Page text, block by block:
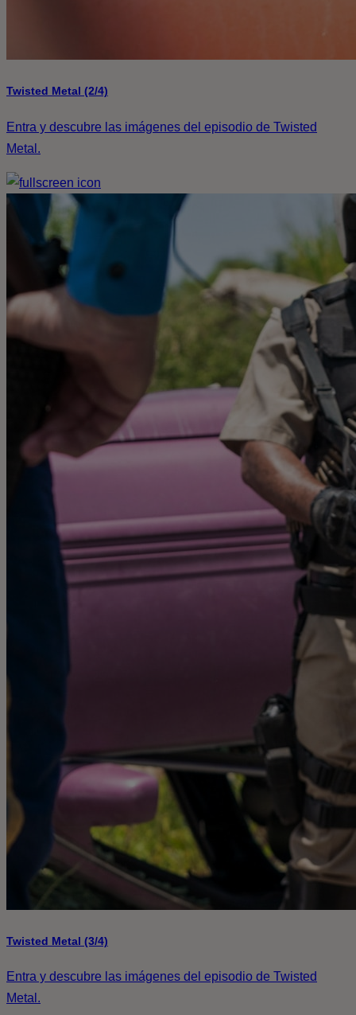
Twisted Metal (2/4)
Entra y descubre las imágenes del episodio de Twisted
Metal.
Twisted Metal (3/4)
Entra y descubre las imágenes del episodio de Twisted
Metal.